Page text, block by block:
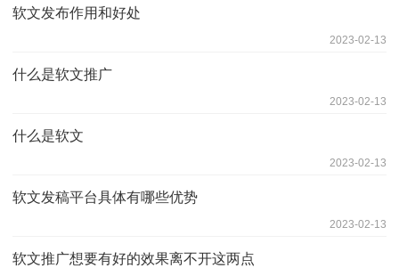
软文发布作用和好处
2023-02-13
什么是软文推广
2023-02-13
什么是软文
2023-02-13
软文发稿平台具体有哪些优势
2023-02-13
软文推广想要有好的效果离不开这两点